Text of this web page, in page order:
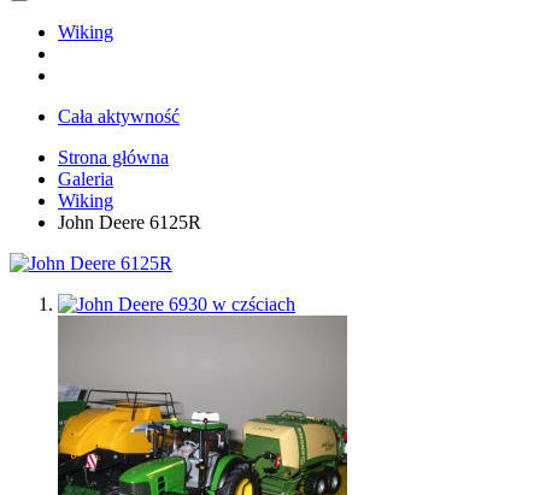
Wiking
Cała aktywność
Strona główna
Galeria
Wiking
John Deere 6125R